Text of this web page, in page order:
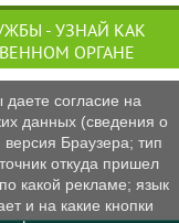
- УЗНАЙ КАК
ОРГАНЕ
согласие на
данных (сведения о
Браузера; тип
откуда пришел
какой рекламе; язык
и на какие кнопки